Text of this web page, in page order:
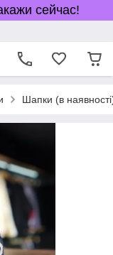
сейчас!
Шапки (в